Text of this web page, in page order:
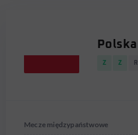
Polska
Z Z R
Mecze międzypaństwowe